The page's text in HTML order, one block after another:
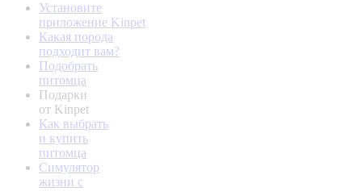
Установите
приложение Kinpet
Какая порода
подходит вам?
Подобрать
питомца
Подарки
от Kinpet
Как выбрать
и купить
питомца
Симулятор
жизни с